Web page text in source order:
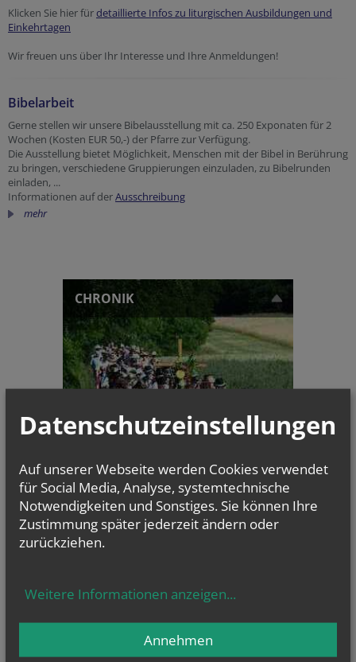
Klicken Sie hier fürdetaillierte Infos zu liturgischen Ausbildungen und
Einkehrtagen
Wir freuen uns über Ihr Interesse und Ihre Anmeldungen!
Bibelarbeit
Gerne stellen wir unsere Bibelausstellung mit ca. 250 Exponaten für 2
Wochen (Kosten EUR 50,-) der Pfarre zur Verfügung.
Die Ausstellung bietet Möglichkeit, Menschen mit der Bibel in Berührung
zu bringen, verschiedene Gruppierungen einzuladen, zu Bibelrunden
einladen, ...
Informationen auf derAusschreibung
mehr
CHRONIK
Wallfahrt zur Bildeiche -
Fallbach
NAMENSTAGE
Hl. Teresia Benedicta vom Kreuz (Edith Stein), Hl. Hathumar,
Datenschutzeinstellungen
Auf unserer Webseite werden Cookies verwendet
für Social Media, Analyse, systemtechnische
Notwendigkeiten und Sonstiges. Sie können Ihre
Zustimmung später jederzeit ändern oder
zurückziehen.
Weitere Informationen anzeigen...
Annehmen